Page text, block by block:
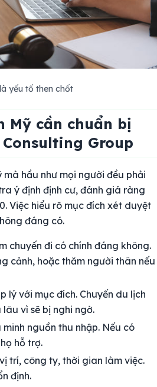
yếu tố then chốt
Mỹ cần chuẩn bị
Group
hầu như mọi người đều phải
ý định định cư, đánh giá ràng
Việc hiểu rõ mục đích xét duyệt
đáng có.
chuyến đi có chính đáng không.
cảnh, hoặc thăm người thân nếu
lý với mục đích. Chuyến du lịch
vì sẽ bị nghi ngờ.
nguồn thu nhập. Nếu có
hỗ trợ.
trí, công ty, thời gian làm việc.
định.